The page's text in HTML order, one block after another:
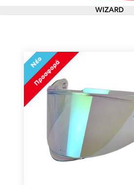
WIZARD
Νέο
Προσφορά